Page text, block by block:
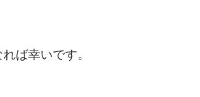
ば幸いです。